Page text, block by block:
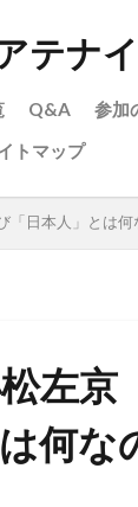
テナ
Q&A 参加
トマップ
日本人」とは何
左
何な